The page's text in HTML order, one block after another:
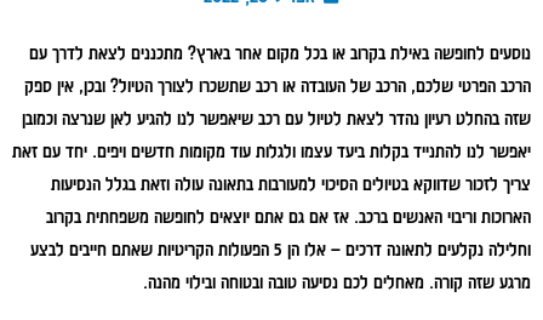
נוסעים לחופשה באילת בקרוב או בכל מקום אחר בארץ? מתכננים לצאת לדרך עם
הרכב הפרטי שלכם, הרכב של העובדה או רכב שתשכרו לצורך הטיול? ובכן, אין ספק
שזה בהחלט רעיון נהדר לצאת לטיול עם רכב שיאפשר לנו להגיע לאן שנרצה וכמובן
יאפשר לנו להתנייד בקלות ביעד עצמו ולגלות עוד מקומות חדשים ויפים. יחד עם זאת
צריך לזכור שדווקא בטיולים הסיכוי למעורבות בתאונה עולה וזאת בגלל הנסיעות
הארוכות וריבוי האנשים ברכב. אז אם גם אתם יוצאים לחופשה משפחתית בקרוב
וחלילה נקלעים לתאונה דרכים – אלו הן 5 הפעולות הקריטיות שאתם חייבים לבצע
מרגע שזה קורה. מאחלים לכם נסיעה טובה ובטוחה ובילוי מהנה.